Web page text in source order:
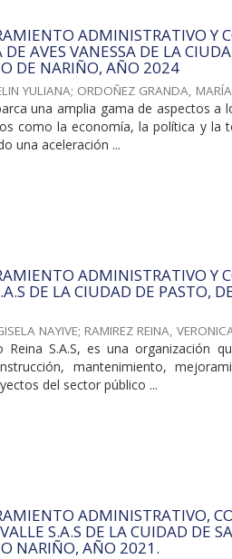
ADMINISTRATIVO Y
AVES VANESSA DE LA
DE NARIÑO, AÑO 2024
YULIANA; ORDOÑEZ GRANDA,
una amplia gama de aspectos a
como la economía, la política y la
una aceleración ...
ADMINISTRATIVO Y
DE LA CIUDAD DE PASTO,
NAYIVE; RAMIREZ REINA,
Reina S.A.S, es una organización
mantenimiento,
del sector público ...
ADMINISTRATIVO,
S.A.S DE LA CUIDAD DE
NARIÑO, AÑO 2021.